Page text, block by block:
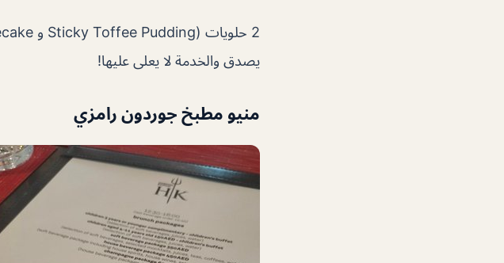
يصدق والخدمة لا يعلى عليها!
منيو مطبخ جوردون رامزي